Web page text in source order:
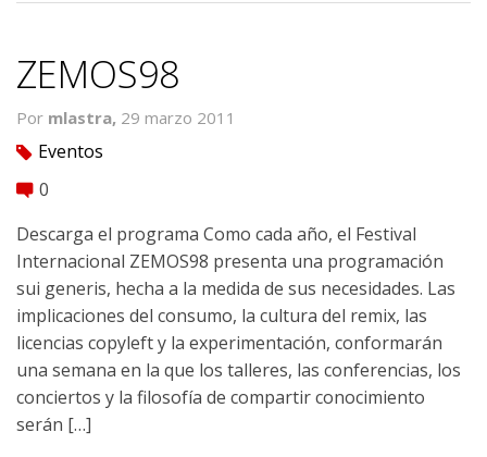
ZEMOS98
Por mlastra, 29 marzo 2011
tag Eventos
comment 0
Descarga el programa Como cada año, el Festival
Internacional ZEMOS98 presenta una programación
sui generis, hecha a la medida de sus necesidades. Las
implicaciones del consumo, la cultura del remix, las
licencias copyleft y la experimentación, conformarán
una semana en la que los talleres, las conferencias, los
conciertos y la filosofí­a de compartir conocimiento
serán […]